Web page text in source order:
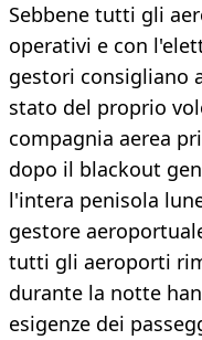
Sebbene tutti gli
operativi e con
gestori consigliano
stato del proprio
compagnia aerea
dopo il blackout
l'intera penisola
gestore
tutti gli aeroporti
durante la notte
esigenze dei